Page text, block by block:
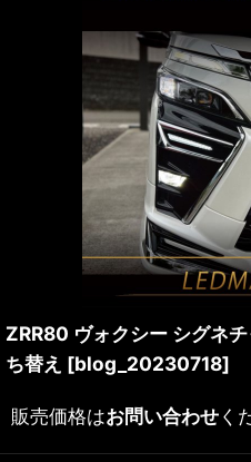
ZRR80 ヴォクシー シグネ
ち替え [blog_20230718]
販売価格はお問い合わせく